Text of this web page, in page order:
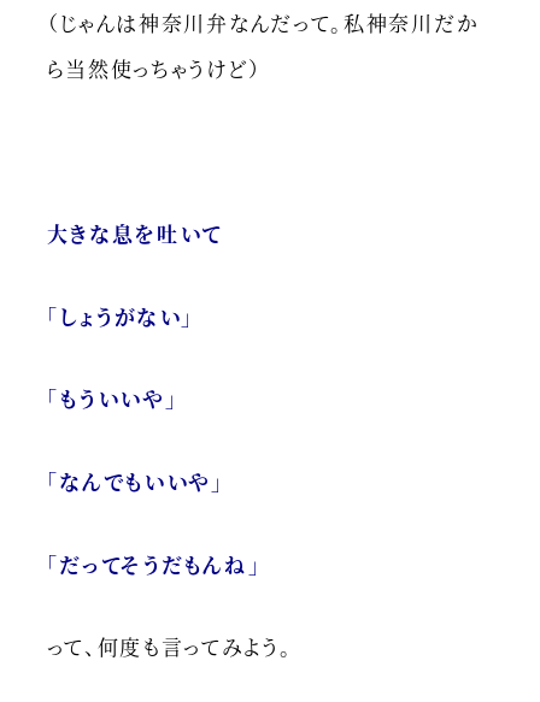
（じゃんは神奈川弁なんだって。私神奈川だか
ら当然使っちゃうけど）
大きな息を吐いて
「しょうがない」
「もういいや」
「なんでもいいや」
「だってそうだもんね」
って、何度も言ってみよう。